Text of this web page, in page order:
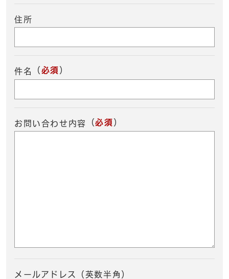
住所
件名 （ 必須 ）
お問い合わせ内容 （必須 ）
メールアドレス（英数半角）